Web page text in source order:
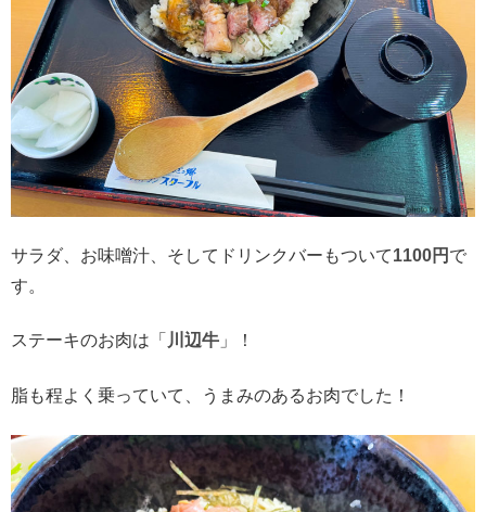
サラダ、お味噌汁、そしてドリンクバーもついて1100円 で
す。
ステーキのお肉は「 川辺牛 」！
脂も程よく乗っていて、うまみのあるお肉でした！